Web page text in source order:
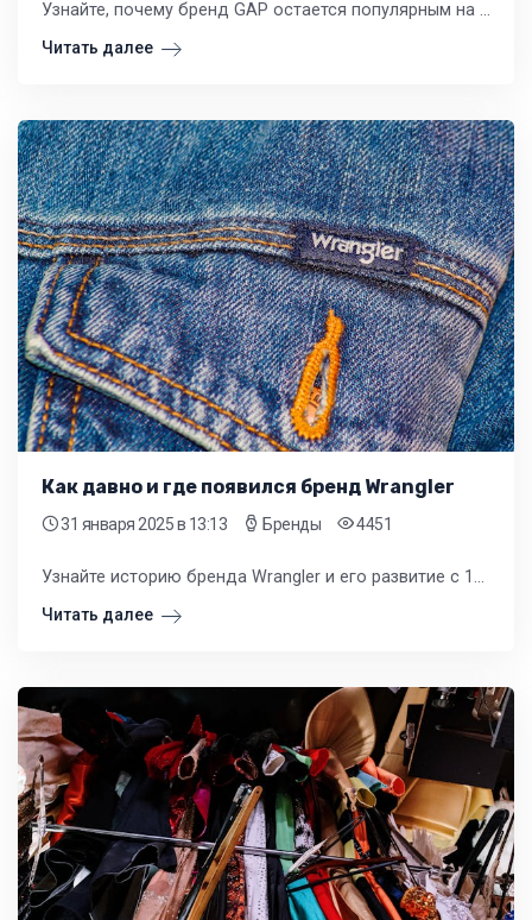
Узнайте, почему бренд GAP остается популярным на протяжении десятилетий. От высокого качества и комфорта до уникального стиля и дизайна, мы рассмотрим основные причины, почему GAP остается одним из лидеров на рынке одежды.
Читать далее
Как давно и где появился бренд Wrangler
31 января 2025в 13:13 Бренды 4451
Узнайте историю бренда Wrangler и его развитие с 1947 года. Компания СКЛАД ОПТОФ предлагает широкий ассортимент продукции бренда Wrangler оптом по доступным ценам.
Читать далее